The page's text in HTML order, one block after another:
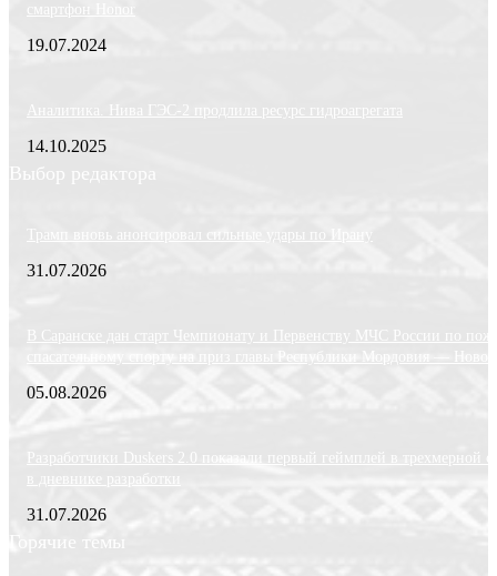
смартфон Honor
19.07.2024
Аналитика. Нива ГЭС-2 продлила ресурс гидроагрегата
14.10.2025
Выбор редактора
Трамп вновь анонсировал сильные удары по Ирану
31.07.2026
В Саранске дан старт Чемпионату и Первенству МЧС России по
спасательному спорту на приз главы Республики Мордовия —
05.08.2026
Разработчики Duskers 2.0 показали первый геймплей в трехмерной
в дневнике разработки
31.07.2026
Горячие темы